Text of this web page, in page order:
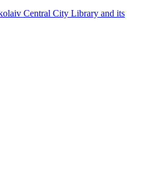
Central City Library and its